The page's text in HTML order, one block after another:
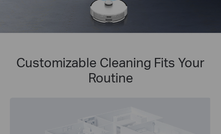
Customizable Cleaning Fits Your
Routine